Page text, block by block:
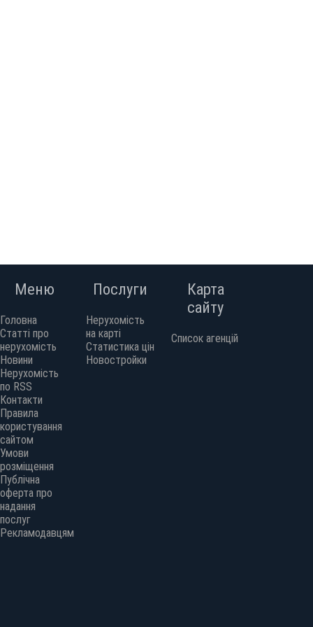
Меню
Головна
Статті про
нерухомість
Новини
Нерухомість
по RSS
Контакти
Правила
користування
сайтом
Умови
розміщення
Публічна
оферта про
надання
послуг
Рекламодавцям
Послуги
Нерухомість
на карті
Статистика цін
Новостройки
Карта
сайту
Список агенцій